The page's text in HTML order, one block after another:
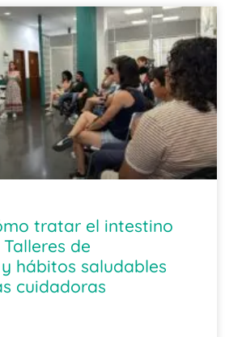
tratar el intestino
Talleres de
hábitos saludables
cuidadoras